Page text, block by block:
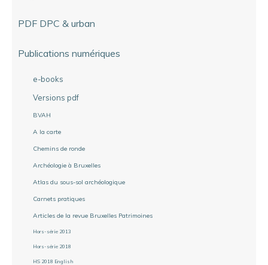
PDF DPC & urban
Publications numériques
e-books
Versions pdf
BVAH
A la carte
Chemins de ronde
Archéologie à Bruxelles
Atlas du sous-sol archéologique
Carnets pratiques
Articles de la revue Bruxelles Patrimoines
Hors-série 2013
Hors-série 2018
HS 2018 English